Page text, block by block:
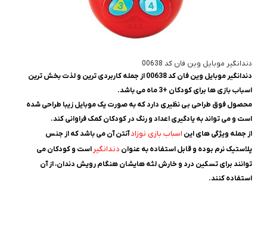
دندانگیر موبایل وین فان کد 00638
دندانگیر موبایل وین فان کد 00638 از جمله کاربردی ترین و لذت بخش ترین
اسباب بازی ها برای کودکان +3 ماه می باشد.
محصول فوق طراحی بی نظیری دارد که به صورت یک موبایل زیبا طراحی شده
است و می تواند به یادگیری اعداد و رنگ در کودکان کمک فراوانی کند.
از جمله ویژگی های این اسباب بازی نوزادآنتن آن می باشد که از جنس
پلاستیک نرم بوده و قابل استفاده به عنوان دندانگیر است و کودکان می
توانند برای تسکین درد و خارش لثه هایشان هنگام رویش دندان، از آن
استفاده کنند.